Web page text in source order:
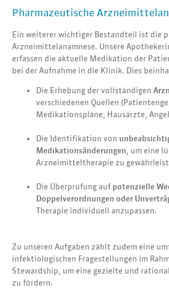
Pharmazeutische
Ein weiterer wichtiger Bestandteil ist die
Arzneimittelanamnese. Unsere
erfassen die aktuelle Medikation der
bei der Aufnahme in die Klinik. Dies
Die Erhebung der vollständigen
verschiedenen Quellen
Medikationspläne, Hausärzte,
Die Identifikation von
Medikationsänderungen, um eine
Arzneimitteltherapie zu
Die Überprüfung auf potenzielle
Doppelverordnungen oder
Therapie individuell anzupassen.
Zu unseren Aufgaben zählt zudem eine
infektiologischen Fragestellungen im
Stewardship, um eine gezielte und
zu fördern.